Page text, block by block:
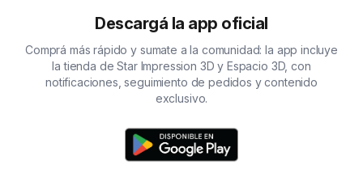
Descargá la app oficial
Comprá más rápido y sumate a la comunidad: la app incluye
la tienda de Star Impression 3D y Espacio 3D, con
notificaciones, seguimiento de pedidos y contenido
exclusivo.